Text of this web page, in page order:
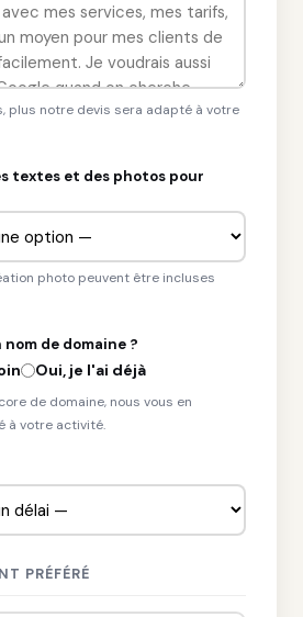
plus notre devis sera adapté à votre
textes et des photos pour
photo peuvent être incluses
de domaine ?
Oui, je l'ai déjà
de domaine, nous vous en
à votre activité.
PRÉFÉRÉ